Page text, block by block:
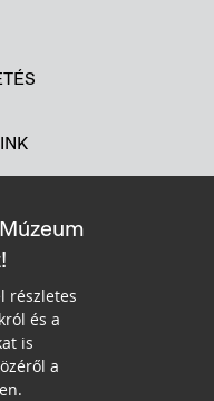
részletes
és a
is
a